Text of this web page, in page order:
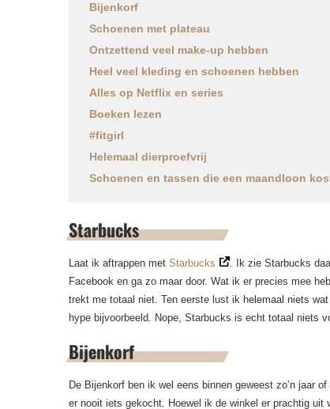
Bijenkorf
Schoenen met plateau
Ontzettend veel make-up hebben
Heel veel kleding en schoenen hebben
Alles op Netflix en series
Boeken lezen
#fitgirl
Helemaal dierproefvrij
Schoenen en tassen die een maandloon
Starbucks
Laat ik aftrappen met Starbucks
. Ik zie Starbucks
Facebook en ga zo maar door. Wat ik er precies mee
trekt me totaal niet. Ten eerste lust ik helemaal niets
hype bijvoorbeeld. Nope, Starbucks is echt totaal niets
Bijenkorf
De Bijenkorf ben ik wel eens binnen geweest zo’n jaar
er nooit iets gekocht. Hoewel ik de winkel er prachtig